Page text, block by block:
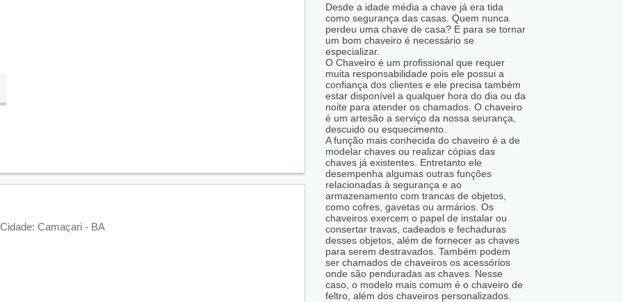
Camaçari - BA
Desde a idade média a chave já era tida
como segurança das casas. Quem nunca
perdeu uma chave de casa? E para se tornar
um bom chaveiro é necessário se
especializar.
O Chaveiro é um profissional que requer
muita responsabilidade pois ele possui a
confiança dos clientes e ele precisa também
estar disponível a qualquer hora do dia ou da
noite para atender os chamados. O chaveiro
é um artesão a serviço da nossa seurança,
descuido ou esquecimento.
A função mais conhecida do chaveiro é a de
modelar chaves ou realizar cópias das
chaves já existentes. Entretanto ele
desempenha algumas outras funções
relacionadas à segurança e ao
armazenamento com trancas de objetos,
como cofres, gavetas ou armários. Os
chaveiros exercem o papel de instalar ou
consertar travas, cadeados e fechaduras
desses objetos, além de fornecer as chaves
para serem destravados. Também podem
ser chamados de chaveiros os acessórios
onde são penduradas as chaves. Nesse
caso, o modelo mais comum é o chaveiro de
feltro, além dos chaveiros personalizados.